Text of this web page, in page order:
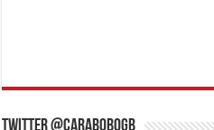
Twitter @CaraboboGB